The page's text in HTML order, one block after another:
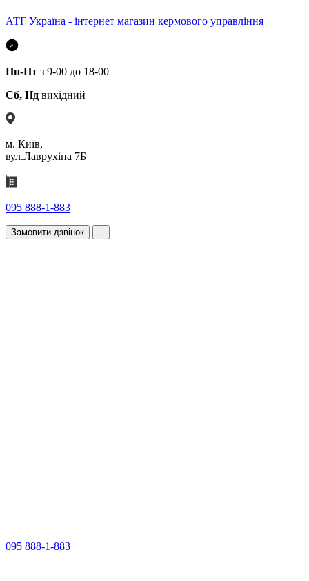
АТГ Україна - інтернет магазин кермового управління
Пн-Пт з 9-00 до 18-00
Сб, Нд вихідний
м. Київ,
вул.Лаврухіна 7Б
095 888-1-883
Замовити дзвінок
095 888-1-883